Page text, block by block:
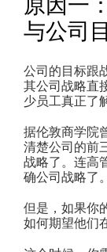
原因一
与公司
公司的目标跟
其公司战略直
少员工真正了
据伦敦商学院
清楚公司的前
战略了。连高
确公司战略了。
但是，如果你
如何期望他们